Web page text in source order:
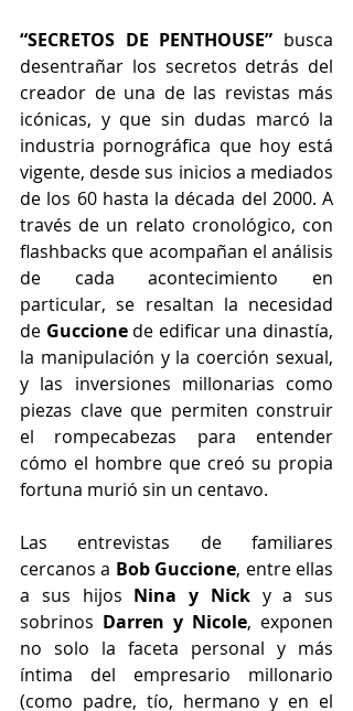
“SECRETOS DE PENTHOUSE” busca
desentrañar los secretos detrás del
creador de una de las revistas más
icónicas, y que sin dudas marcó la
industria pornográfica que hoy está
vigente, desde sus inicios a mediados
de los 60 hasta la década del 2000. A
través de un relato cronológico, con
flashbacks que acompañan el análisis
de cada acontecimiento en
particular, se resaltan la necesidad
de Guccione de edificar una dinastía,
la manipulación y la coerción sexual,
y las inversiones millonarias como
piezas clave que permiten construir
el rompecabezas para entender
cómo el hombre que creó su propia
fortuna murió sin un centavo.
Las entrevistas de familiares
cercanos a Bob Guccione, entre ellas
a sus hijos Nina y Nick y a sus
sobrinos Darren y Nicole, exponen
no solo la faceta personal y más
íntima del empresario millonario
(como padre, tío, hermano y en el